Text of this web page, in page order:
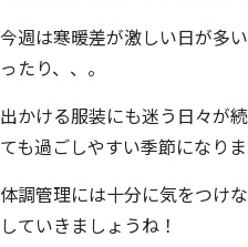
今週は寒暖差が激しい日が多
ったり、、。
出かける服装にも迷う日々が
ても過ごしやすい季節になりま
体調管理には十分に気をつけ
していきましょうね！